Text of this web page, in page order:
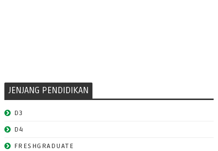
JENJANG PENDIDIKAN
D3
D4
FRESHGRADUATE